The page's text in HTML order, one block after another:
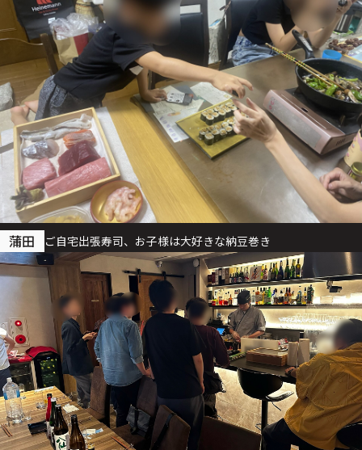
蒲田 ご自宅出張寿司、お子様は大好きな納豆巻き